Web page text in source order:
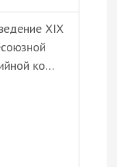
XIX
ко…